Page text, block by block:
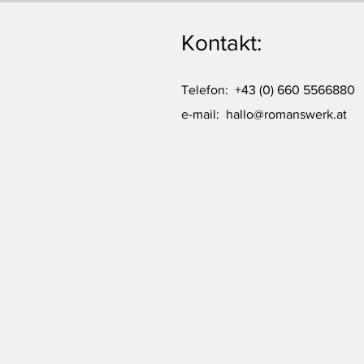
Kontakt:
Telefon: +43 (0) 660 5566880
e-mail: hallo@romanswerk.at